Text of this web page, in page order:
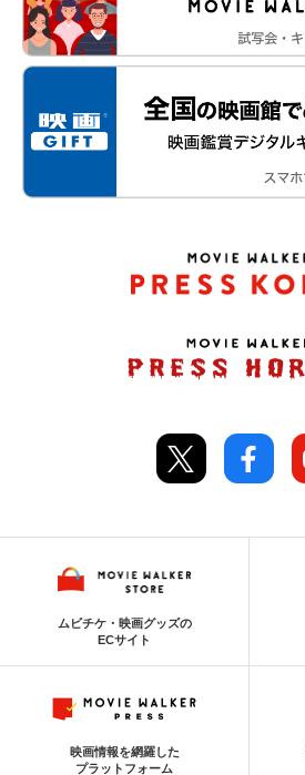
ムビチケ・映画グッズの
ECサイト
映画情報を網羅した
プラットフォーム